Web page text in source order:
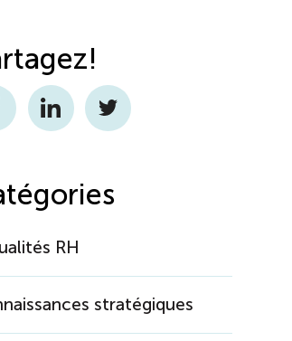
LinkedInTwitter
RH
stratégiques